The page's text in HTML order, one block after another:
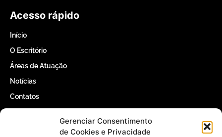
Gerenciar Consentimento
de Cookies e Privacidade
Acesso rápido
Início
O Escritório
Áreas de Atuação
Notícias
Contatos